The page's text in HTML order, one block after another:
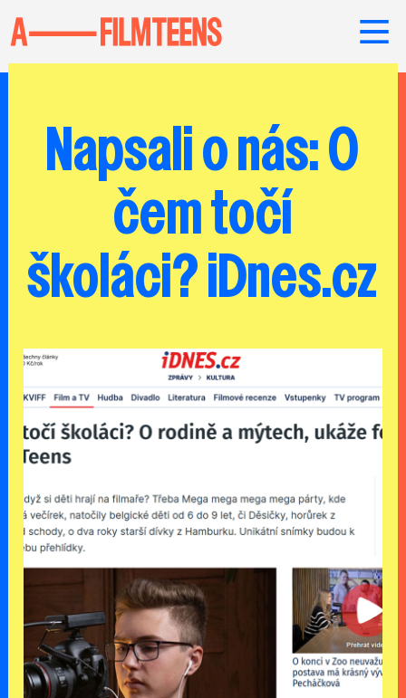
Napsali o nás: O
čem točí
školáci? iDnes.cz